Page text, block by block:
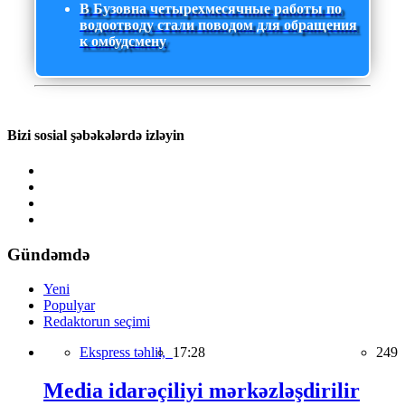
В Бузовна четырехмесячные работы по
водоотводу стали поводом для обращения
к омбудсмену
Bizi sosial şəbəkələrdə izləyin
Gündəmdə
Yeni
Populyar
Redaktorun seçimi
Ekspress təhlil, 17:28 249
Media idarəçiliyi mərkəzləşdirilir